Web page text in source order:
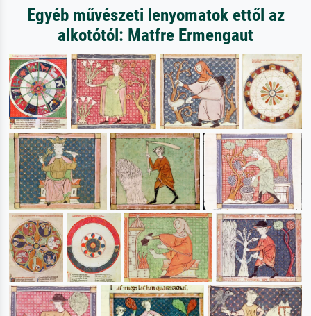
Egyéb művészeti lenyomatok ettől az
alkotótól: Matfre Ermengaut